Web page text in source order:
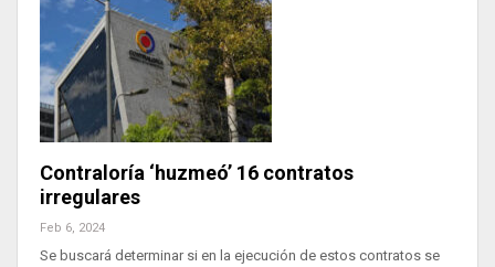
Contraloría ‘huzmeó’ 16 contratos
irregulares
Feb 6, 2024
Se buscará determinar si en la ejecución de estos contratos se